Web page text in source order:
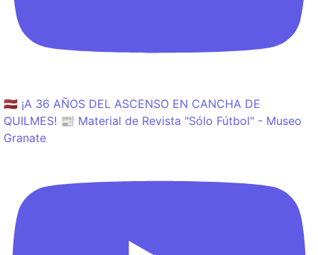
🇱🇻 ¡A 36 AÑOS DEL ASCENSO EN CANCHA DE
QUILMES! 📰 Material de Revista "Sólo Fútbol" - Museo
Granate